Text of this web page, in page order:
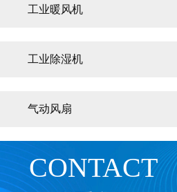
工业暖风机
工业除湿机
气动风扇
CONTACT